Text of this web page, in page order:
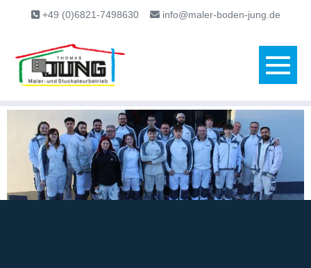
content +49 (0)6821-7498630 info@maler-boden-jung.de